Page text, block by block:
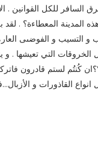
السافر للكل القوانين .
المدينة المعطاءة؟ .
و الفوضىى
الخروقات التي تعيشها . و
كُنتُم لستم قادرون
القاذورات و